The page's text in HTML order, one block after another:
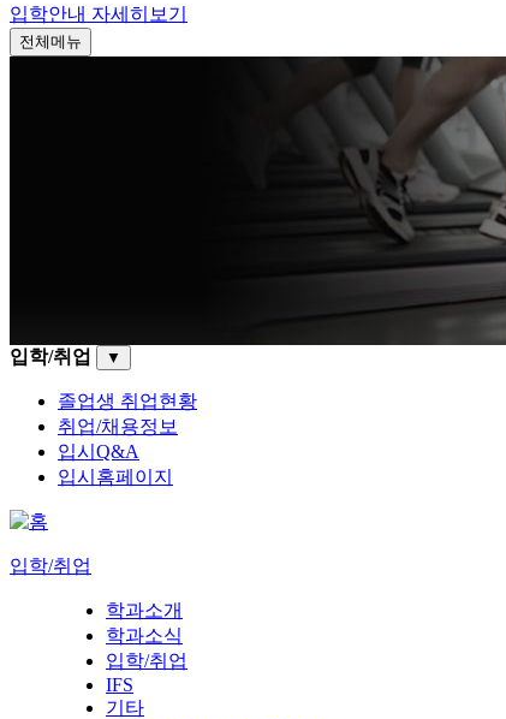
입학안내 자세히보기
전체메뉴
입학/취업 ▼
졸업생 취업현황
취업/채용정보
입시Q&A
입시홈페이지
입학/취업
학과소개
학과소식
입학/취업
IFS
기타